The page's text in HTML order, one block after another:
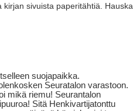
sivuista paperitähtiä. Hauska
suojapaikka.
Seuratalon varastoon.
mikä riemu! Seurantalon
Sitä Henkivartijatonttu